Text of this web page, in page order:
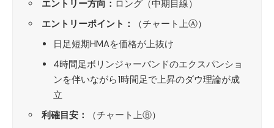
エントリー方向： ロング（中期目線）
エントリーポイント：
（チャート上Ⓐ）
日足短期HMAを価格が上抜け
4時間足ボリンジャーバンドのエクスパンショ
ンを伴いながら1時間足で上昇のダウ理論が成
立
利確目安：
（チャート上Ⓑ）